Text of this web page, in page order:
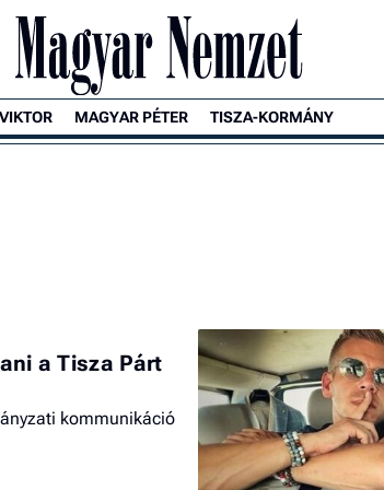
MAGYAR PÉTER TISZA-KORMÁNY
a Tisza Párt
kommunikáció